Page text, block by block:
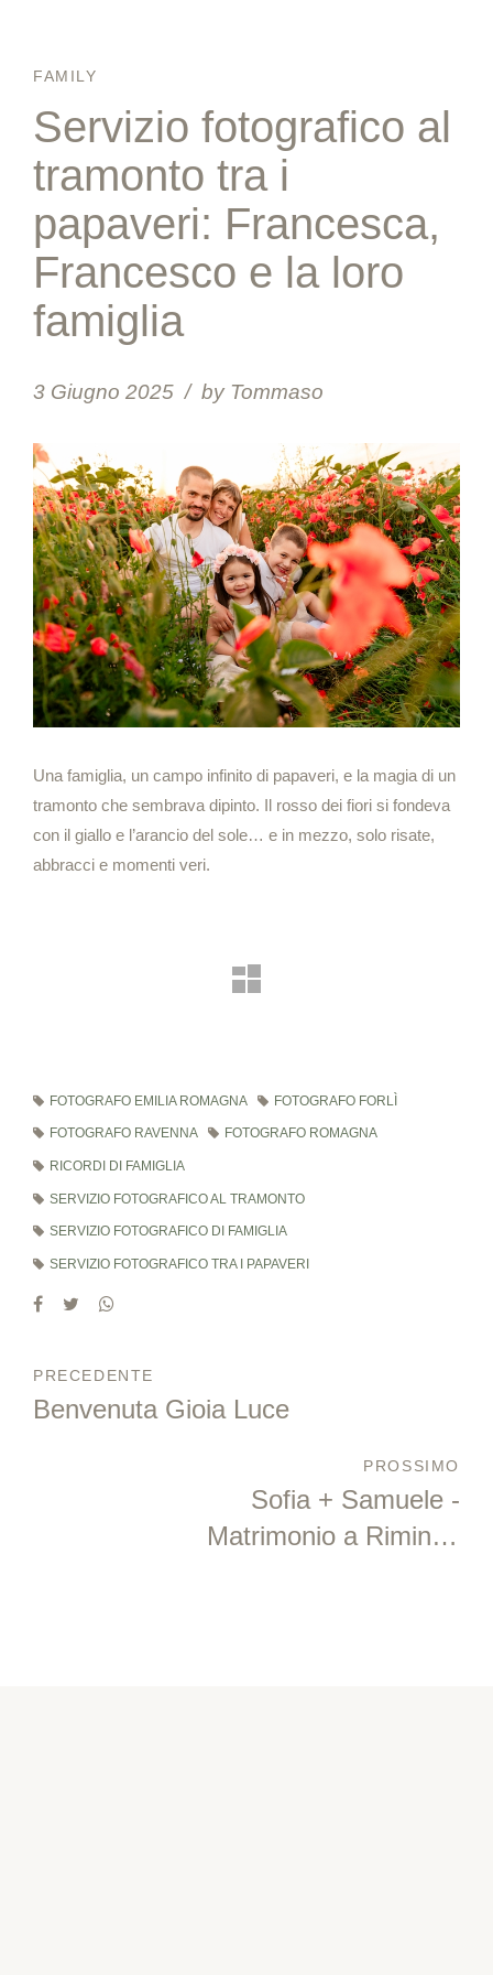
FAMILY
Servizio fotografico al
tramonto tra i
papaveri: Francesca,
Francesco e la loro
famiglia
3 Giugno 2025 by Tommaso
Una famiglia, un campo infinito di papaveri, e la magia di un
tramonto che sembrava dipinto. Il rosso dei fiori si fondeva
con il giallo e l’arancio del sole… e in mezzo, solo risate,
abbracci e momenti veri.
FOTOGRAFO EMILIA ROMAGNA FOTOGRAFO FORLÌ
FOTOGRAFO RAVENNA FOTOGRAFO ROMAGNA
RICORDI DI FAMIGLIA
SERVIZIO FOTOGRAFICO AL TRAMONTO
SERVIZIO FOTOGRAFICO DI FAMIGLIA
SERVIZIO FOTOGRAFICO TRA I PAPAVERI
PRECEDENTE
Benvenuta Gioia Luce
PROSSIMO
Sofia + Samuele -
Matrimonio a Rimini +